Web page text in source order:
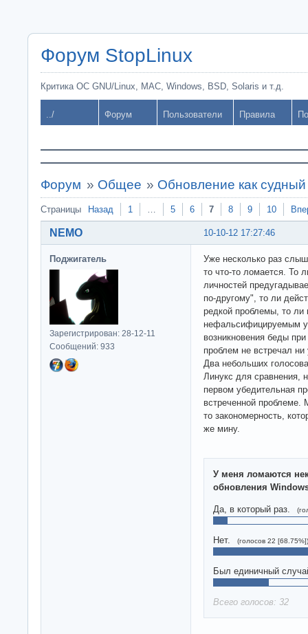
Форум StopLinux
Критика ОС GNU/Linux, MAC, Windows, BSD, Solaris и т.д.
../ Форум Пользователи Правила
Форум » Общее » Обновление как
Страницы Назад 1 … 5 6 7 8 9 10
10-10-12 17:27:46
NEMO
Поджигатель
Зарегистрирован: 28-12-11
Сообщений: 933
Уже несколько раз
то что-то ломается. То
личностей
по-другому", то ли
редкой проблемы, то ли
нефальсифицируемым
возникновения беды
проблем не встречал
Два небольших
Линукс для сравнения,
первом убедительная
встреченной проблеме.
то закономерность,
же мину.
У меня ломаются
обновления
Да, в который раз.
Нет. (голосов 22 [68.75%])
Был единичный
Всего голосов: 32